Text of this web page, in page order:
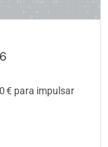
€ para impulsar